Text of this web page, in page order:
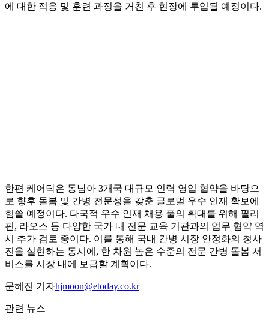
에 대한 적응 및 훈련 과정을 거친 후 현장에 투입될 예정이다.
한편 케어닥은 동남아 3개국 대규모 인력 영입 협약을 바탕으
로 향후 돌봄 및 간병 전문성을 갖춘 글로벌 우수 인재 확보에
힘쓸 예정이다. 다국적 우수 인재 채용 풀의 확대를 위해 필리
핀, 라오스 등 다양한 국가 내 전문 교육 기관과의 업무 협약 역
시 추가 검토 중이다. 이를 통해 국내 간병 시장 안정화의 청사
진을 실현하는 동시에, 한 차원 높은 수준의 전문 간병 돌봄 서
비스를 시장 내에 보급할 계획이다.
문혜진 기자hjmoon@etoday.co.kr
관련 뉴스